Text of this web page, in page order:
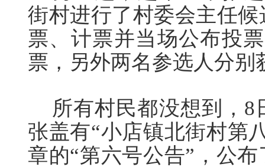
街村进行了村委会主任
票、计票并当场公布投
票，另外两名参选人分别
所有村民都没想到，8
张盖有“小店镇北街村第
章的“第六号公告”，公